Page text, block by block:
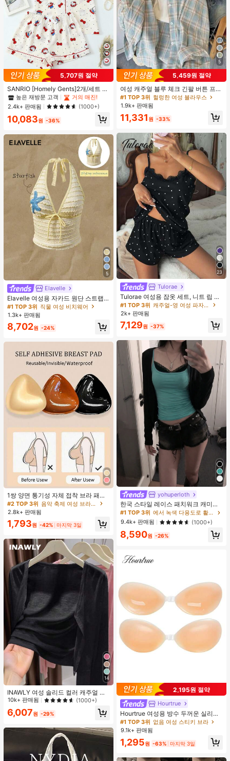
5,707원 절약
SANRIO [Homely Gents]2개/세트 여
성 프린트 라펠 반팔 버튼 포켓 상의
및 보우 반바지 잠옷 세트, 캐주얼 홈
웨어, 봄/여름에 적합
#1 TOP 3위
프라이드 월 여성 파자마 세트
높은 재방문 고객
거의 매진!
#1 TOP 3위
프라이드 월 여성 파자마 세트
높은 재방문 고객
거의 매진!
#1 TOP 3위
프라이드 월 여성 파자마 세트
높은 재방문 고객
거의 매진!
#1 TOP 3위
프라이드 월 여성 파자마 세트
높은 재방문 고객
2.4k+ 판매됨 (1000+)
10,083원 -36%
5
Elavelle
Elavelle 여성용 자카드 원단 스트랩
불가사리 장식 홀터 탑, 봄/여름에 적
합 (탑만 포함, 반바지 미포함)
#1 TOP 3위 직물 여성 비치웨어
1.3k+ 판매됨
8,702원 -24%
1쌍 양면 통기성 자체 접착 브라 패드,
두꺼워진 삼각형 푸쉬업 디자인, 재사
용 가능, 보이지 않는 비키니 브라 삽
입물, 수영에 적합
#2 TOP 3위
음악 축제 여성 브라 액세서리
2.8k+ 판매됨
1,793원 -42% 마지막 3일
14
INAWLY 여성 솔리드 컬러 캐주얼 얇
은 가디건, 봄/여름
10k+ 판매됨 (1000+)
6,007원 -29%
5
5,459원 절약
여성 캐주얼 블루 체크 긴팔 버튼 프론
트 폴리에스터 셔츠, 레귤러 핏, 봄 의
류, 편안한 스타일
#1 TOP 3위 헐렁한 여성 블라우스
1.9k+ 판매됨
11,331 원 -33%
23
Tulorae
Tulorae 여성용 잠옷 세트, 니트 립 원
단, 하트 프린트 대비 레이스 트림, 로
맨틱 달콤 귀여운 섹시 캐미솔 & 반바
지 베이비돌 잠옷 세트 투피스 나이트
세트 섹시 잠옷 세트 여성용 잠옷 롬퍼
트 잠옷 세트 잠옷 반바지 세트 투피스
잠옷 세트 여성용 여름 세트 도트 반바
지 세트 여성용 잠옷 세트 반바지 잠옷
세트 여성용 투피스 여름 라운지 세트
#1 TOP 3위
캐주얼-영 여성 파자마 세트
2k+ 판매됨
7,129원 -37%
yohuperloth
한국 스타일 레이스 패치워크 캐미솔
탱크 탑, Y2K 에스테틱, 스트리트웨어
캐주얼 여름
#1 TOP 3위
에서 녹색 다용도로 활용 가능한 데일리 탑
9.4k+ 판매됨
(1000+)
8,590원 -26%
2,195원 절약
Hourtrue
Hourtrue 여성용 방수 두꺼운 실리콘
가슴 페탈, 작은 가슴 리프트업 & 푸시
인용, 웨딩 촬영 및 들러리용
#1 TOP 3위 없음 여성 스티키 브라
9.1k+ 판매됨
1,295원 -63% 마지막 3일